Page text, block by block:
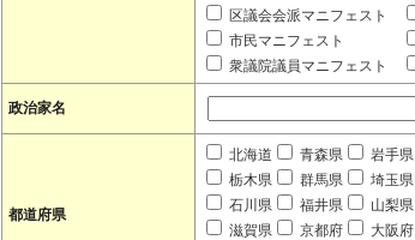
区議会会派マニフェスト
市民マニフェスト
衆議院議員マニフェスト
政治家名
都道府県
北海道 青森県 岩手県
栃木県
群馬県 埼玉県
石川県
福井県 山梨県
滋賀県
京都府 大阪府